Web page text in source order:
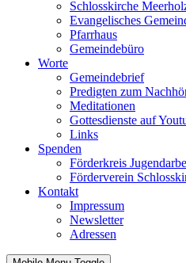
Schlosskirche
Evangelisches
Pfarrhaus
Gemeindebüro
Worte
Gemeindebrief
Predigten zum
Meditationen
Gottesdienste auf
Links
Spenden
Förderkreis
Förderverein
Kontakt
Impressum
Newsletter
Adressen